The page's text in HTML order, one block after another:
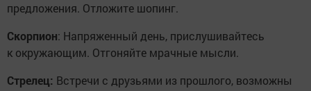
предложения. Отложите шопинг.
Скорпион: Напряженный день, прислушивайтесь
к окружающим. Отгоняйте мрачные мысли.
Стрелец: Встречи с друзьями из прошлого, возможны